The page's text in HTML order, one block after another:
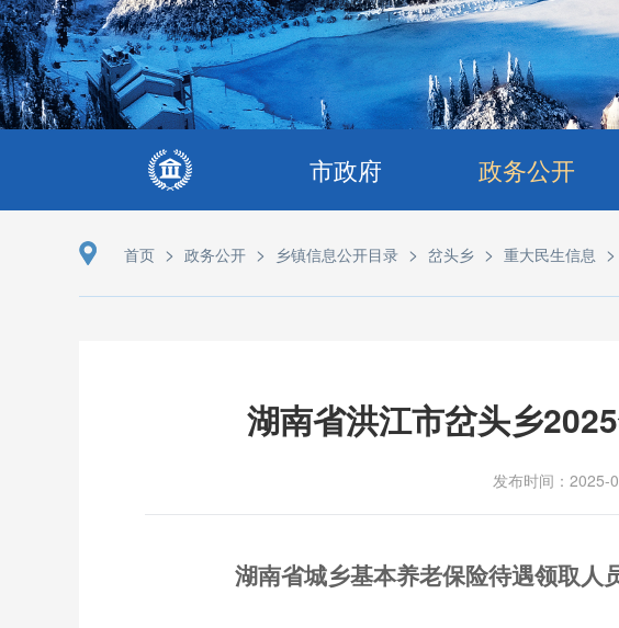
市政府 政务公开
首页 > 政务公开 > 乡镇信息公开目录 > 岔头乡 > 重大民生信息 >
湖南省洪江市岔头乡
发布时间：2025-
湖南省城乡基本养老保险待遇领取人